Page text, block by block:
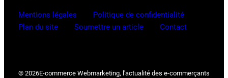
Mentions légales
Politique de confidentialité
Plan du site
Soumettre un article Contact
© 2026E-commerce Webmarketing, l'actualité des e-commerçants